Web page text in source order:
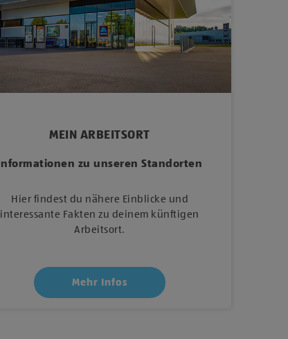
MEIN ARBEITSORT
Informationen zu unseren Standorten
Hier findest du nähere Einblicke und
interessante Fakten zu deinem künftigen
Arbeitsort.
Mehr Infos